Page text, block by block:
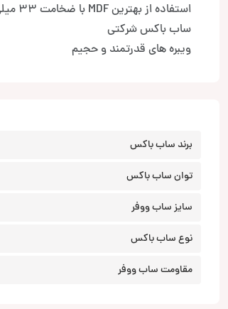
استفاده از بهترین MDF با ضخامت 33 میلی متر
ساب باکس شرکتی
ویبره های قدرتمند و حجیم
برند ساب باکس
توان ساب باکس
سایز ساب ووفر
نوع ساب باکس
مقاومت ساب ووفر